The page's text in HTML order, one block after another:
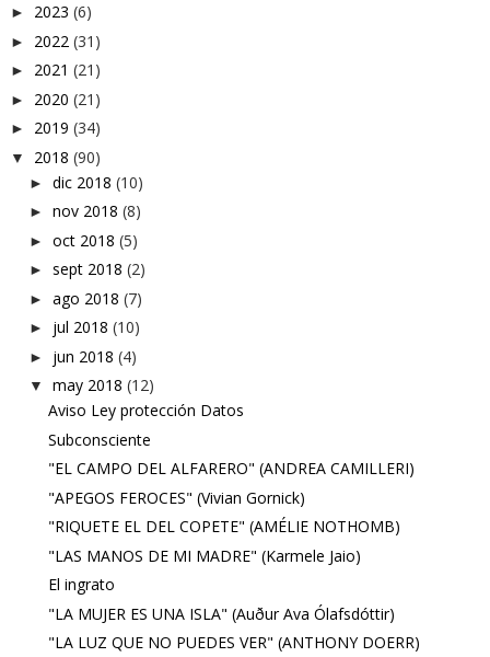
► 2023 (6)
► 2022 (31)
► 2021 (21)
► 2020 (21)
► 2019 (34)
▼ 2018 (90)
► dic 2018 (10)
► nov 2018 (8)
► oct 2018 (5)
► sept 2018 (2)
► ago 2018 (7)
► jul 2018 (10)
► jun 2018 (4)
▼ may 2018 (12)
Aviso Ley protección Datos
Subconsciente
"EL CAMPO DEL ALFARERO" (ANDREA CAMILLERI)
"APEGOS FEROCES" (Vivian Gornick)
"RIQUETE EL DEL COPETE" (AMÉLIE NOTHOMB)
"LAS MANOS DE MI MADRE" (Karmele Jaio)
El ingrato
"LA MUJER ES UNA ISLA" (Auður Ava Ólafsdóttir)
"LA LUZ QUE NO PUEDES VER" (ANTHONY DOERR)